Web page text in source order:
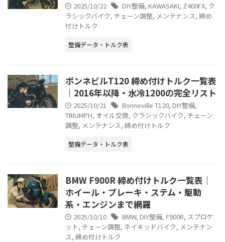
2025/10/22 DIY整備, KAWASAKI, Z400FX, ク
ラシックバイク, チェーン調整, メンテナンス, 締め
付けトルク
整備データ・トルク表
ボンネビルT120 締め付けトルク一覧表
｜2016年以降・水冷1200の完全リスト
2025/10/21 Bonneville T120, DIY整備,
TRIUMPH, オイル交換, クラシックバイク, チェーン
調整, メンテナンス, 締め付けトルク
整備データ・トルク表
BMW F900R 締め付けトルク一覧表｜
ホイール・ブレーキ・ステム・駆動
系・エンジンまで網羅
2025/10/10 BMW, DIY整備, F900R, スプロケ
ット, チェーン調整, ネイキッドバイク, メンテナン
ス, 締め付けトルク